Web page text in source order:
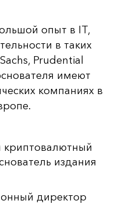
опыт в IT,
в та­ких
Prudential
име­ют
ком­па­ни­ях в
криптовалютный
издания
директор